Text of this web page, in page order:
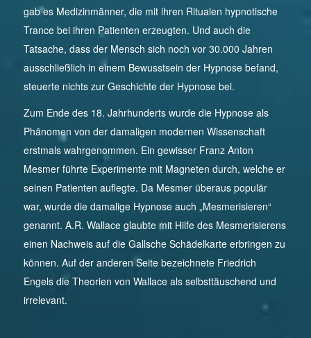
gab es Medizinmänner, die mit ihren Ritualen hypnotische
Trance bei ihren Patienten erzeugten. Und auch die
Tatsache, dass der Mensch sich noch vor 30.000 Jahren
ausschließlich in einem Bewusstsein der Hypnose befand,
steuerte nichts zur Geschichte der Hypnose bei.
Zum Ende des 18. Jahrhunderts wurde die Hypnose als
Phänomen von der damaligen modernen Wissenschaft
erstmals wahrgenommen. Ein gewisser Franz Anton
Mesmer führte Experimente mit Magneten durch, welche er
seinen Patienten auflegte. Da Mesmer überaus populär
war, wurde die damalige Hypnose auch „Mesmerisieren“
genannt. A.R. Wallace glaubte mit Hilfe des Mesmerisierens
einen Nachweis auf die Gallsche Schädelkarte erbringen zu
können. Auf der anderen Seite bezeichnete Friedrich
Engels die Theorien von Wallace als selbsttäuschend und
irrelevant.